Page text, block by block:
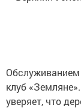
Обслуживанием
клуб
уверяет, что